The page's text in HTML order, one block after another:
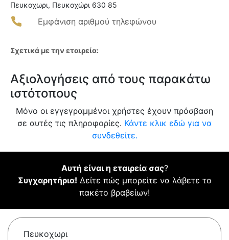
Πευκοχωρι, Πευκοχώρι 630 85
Εμφάνιση αριθμού τηλεφώνου
Σχετικά με την εταιρεία:
Αξιολογήσεις από τους παρακάτω
ιστότοπους
Μόνο οι εγγεγραμμένοι χρήστες έχουν πρόσβαση
σε αυτές τις πληροφορίες. Κάντε κλικ εδώ για να
συνδεθείτε.
Αυτή είναι η εταιρεία σας?
Συγχαρητήρια! Δείτε πώς μπορείτε να λάβετε το
πακέτο βραβείων!
Πευκοχωρι